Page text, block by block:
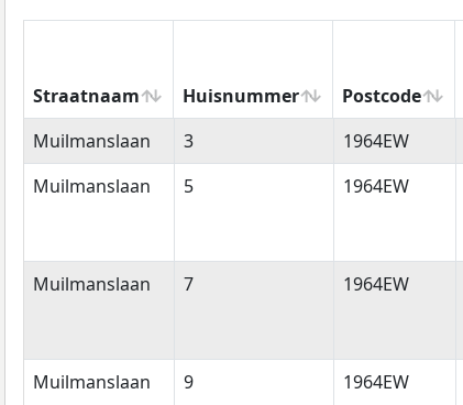
Straatnaam Huisnummer Postcode
Straatnaam
Huisnummer Postcode
Muilmanslaan 3 1964EW
Muilmanslaan
5 1964EW
Muilmanslaan 7 1964EW
Muilmanslaan 9 1964EW